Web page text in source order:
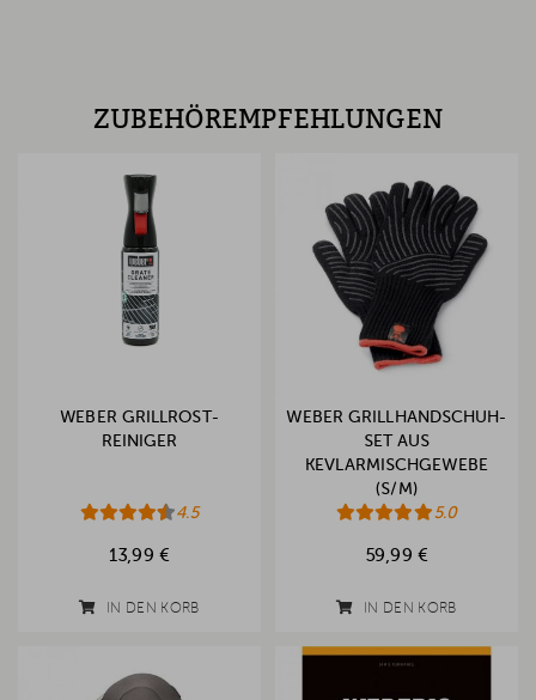
ZUBEHÖREMPFEHLUNGEN
WEBER GRILLROST-
REINIGER
4.5
13,99 €
IN DEN KORB
WEBER GRILLHANDSCHUH-
SET AUS
KEVLARMISCHGEWEBE
(S/M)
5.0
59,99 €
IN DEN KORB